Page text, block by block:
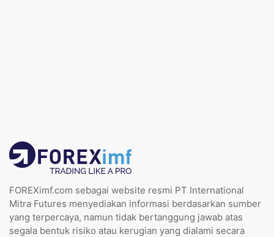
FOREXimf.com sebagai website resmi PT International
Mitra Futures menyediakan informasi berdasarkan sumber
yang terpercaya, namun tidak bertanggung jawab atas
segala bentuk risiko atau kerugian yang dialami secara